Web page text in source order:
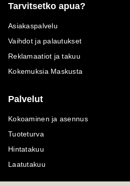
Tarvitsetko apua?
Asiakaspalvelu
Vaihdot ja palautukset
Reklamaatiot ja takuu
Kokemuksia Maskusta
Palvelut
Kokoaminen ja asennus
Tuoteturva
Hintatakuu
Laatutakuu